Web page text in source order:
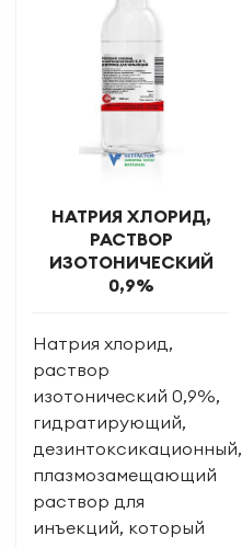
НАТРИЯ ХЛОРИД,
РАСТВОР
ИЗОТОНИЧЕСКИЙ
0,9%
Натрия хлорид,
раствор
изотонический 0,9%,
гидратирующий,
дезинтоксикационный,
плазмозамещающий
раствор для
инъекций, который